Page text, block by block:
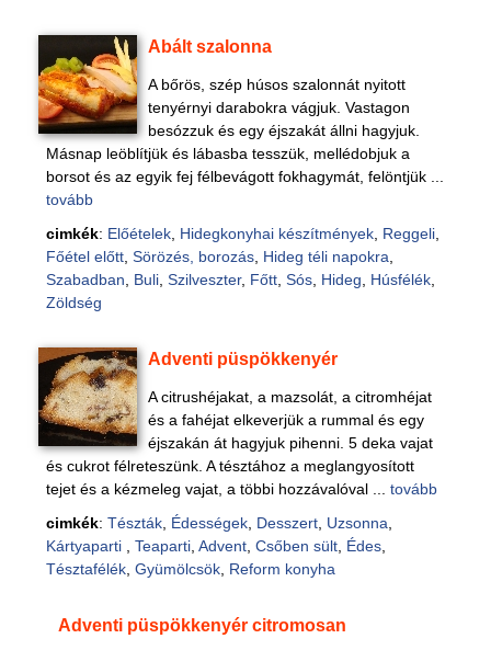
Abált szalonna
A bőrös, szép húsos szalonnát nyitott
tenyérnyi darabokra vágjuk. Vastagon
besózzuk és egy éjszakát állni hagyjuk.
Másnap leöblítjük és lábasba tesszük, mellédobjuk a
borsot és az egyik fej félbevágott fokhagymát, felöntjük ...
tovább
cimkék: Előételek, Hidegkonyhai készítmények, Reggeli,
Főétel előtt, Sörözés, borozás, Hideg téli napokra
Szabadban
Buli, Szilveszter, Főtt, Sós, Hideg Húsfélék,
Zöldség
Adventi püspökkenyér
A citrushéjakat, a mazsolát, a citromhéjat
és a fahéjat elkeverjük a rummal és egy
éjszakán át hagyjuk pihenni. 5 deka vajat
és cukrot félreteszünk. A tésztához a meglangyosított
tejet és a kézmeleg vajat, a többi hozzávalóval ... tovább
cimkék: Tészták, Édességek, Desszert, Uzsonna
Kártyaparti
Teaparti, Advent, Csőben sült, Édes,
Tésztafélék, Gyümölcsök, Reform konyha
Adventi püspökkenyér citromosan